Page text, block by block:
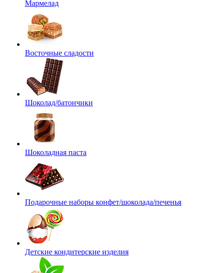
Мармелад
Восточные сладости
Шоколад/батончики
Шоколадная паста
Подарочные наборы конфет/шоколада/печенья
Детские кондитерские изделия